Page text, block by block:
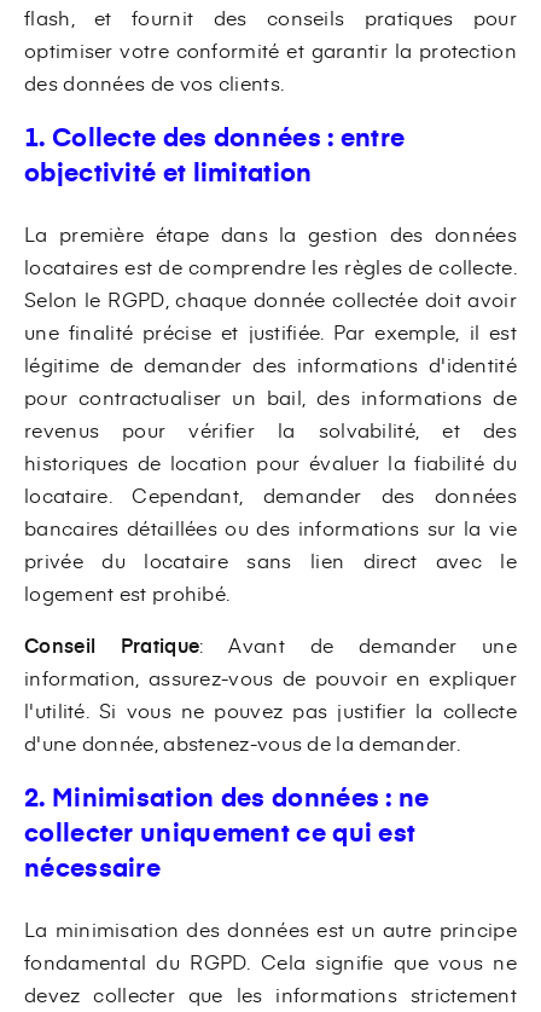
flash, et fournit des conseils pratiques pour
optimiser votre conformité et garantir la protection
des données de vos clients.
1. Collecte des données : entre
objectivité et limitation
La première étape dans la gestion des données
locataires est de comprendre les règles de collecte.
Selon le RGPD, chaque donnée collectée doit avoir
une finalité précise et justifiée. Par exemple, il est
légitime de demander des informations d'identité
pour contractualiser un bail, des informations de
revenus pour vérifier la solvabilité, et des
historiques de location pour évaluer la fiabilité du
locataire. Cependant, demander des données
bancaires détaillées ou des informations sur la vie
privée du locataire sans lien direct avec le
logement est prohibé.
Conseil Pratique: Avant de demander une
information, assurez-vous de pouvoir en expliquer
l'utilité. Si vous ne pouvez pas justifier la collecte
d'une donnée, abstenez-vous de la demander.
2. Minimisation des données : ne
collecter uniquement ce qui est
nécessaire
La minimisation des données est un autre principe
fondamental du RGPD. Cela signifie que vous ne
devez collecter que les informations strictement